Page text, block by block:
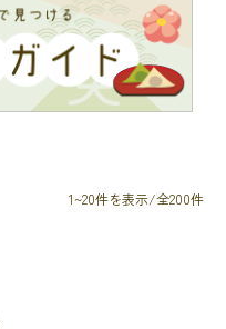
1~20件を表示/全200件